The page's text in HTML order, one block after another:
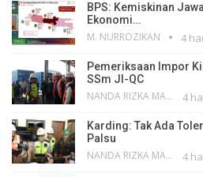
BPS: Kemiskinan
Ekonomi…
M. NURROZIKAN 4
Pemeriksaan Impor
SSm JI-QC
NANDA RIZKA MAHENDRA 4
Karding: Tak Ada
Palsu
NANDA RIZKA MAHENDRA 4